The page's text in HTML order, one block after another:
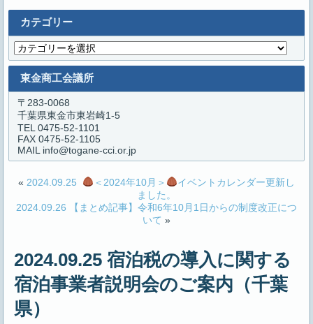
カテゴリー
カ
テ
ゴ
リ東金商工会議所
〒283-0068
千葉県東金市東岩崎1-5
TEL 0475-52-1101
FAX 0475-52-1105
MAIL info@togane-cci.or.jp
« 2024.09.25 ＜2024年10月＞
イベントカレンダー更新し
ました。
2024.09.26 【まとめ記事】令和6年10月1日からの制度改正につ
いて »
2024.09.25 宿泊税の導入に関する
宿泊事業者説明会のご案内（千葉
県）